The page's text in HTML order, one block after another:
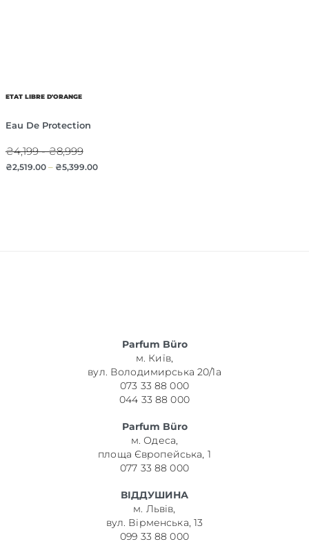
ETAT LIBRE D'ORANGE
Eau De Protection
₴4,199 - ₴8,999
₴2,519.00– ₴5,399.00
Parfum Büro
м. Київ,
вул. Володимирська 20/1а
073 33 88 000
044 33 88 000
Parfum Büro
м. Одеса,
площа Європейська, 1
077 33 88 000
ВІДДУШИНА
м. Львів,
вул. Вірменська, 13
099 33 88 000